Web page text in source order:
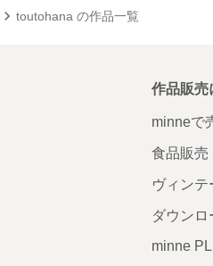
toutohana の作品一覧
作品販売
minneで
食品販売
ヴィンテ
ダウンロ
minne